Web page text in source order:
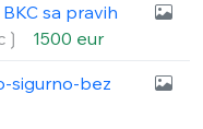
sa pravih
1500 eur
sigurno-bez